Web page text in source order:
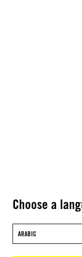
Choose a
ARABIC